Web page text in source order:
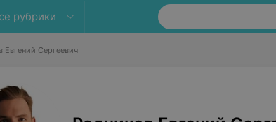
рубрики
Евгений Сергеевич